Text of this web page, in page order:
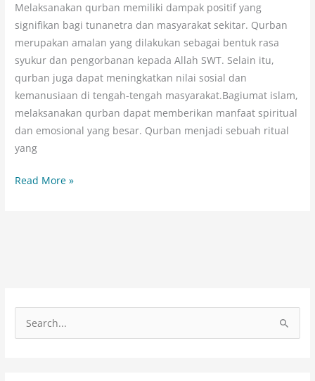
Melaksanakan qurban memiliki dampak positif yang
signifikan bagi tunanetra dan masyarakat sekitar. Qurban
merupakan amalan yang dilakukan sebagai bentuk rasa
syukur dan pengorbanan kepada Allah SWT. Selain itu,
qurban juga dapat meningkatkan nilai sosial dan
kemanusiaan di tengah-tengah masyarakat.Bagiumat islam,
melaksanakan qurban dapat memberikan manfaat spiritual
dan emosional yang besar. Qurban menjadi sebuah ritual
yang
dan
Masyarakat
Sekitar
Read More »